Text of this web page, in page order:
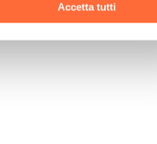
Accetta tutti